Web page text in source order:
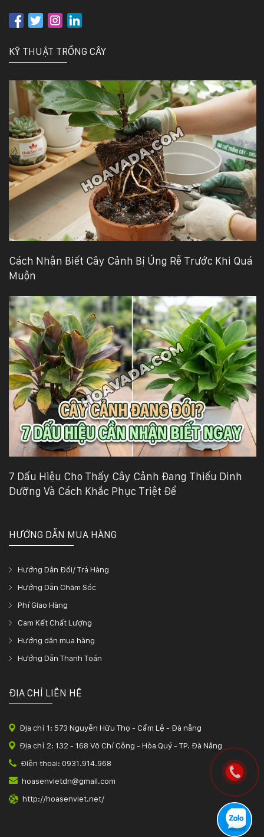
KỸ THUẬT TRỒNG CÂY
Cách Nhận Biết Cây Cảnh Bị Úng Rễ Trước Khi Quá
Muộn
7 Dấu Hiệu Cho Thấy Cây Cảnh Đang Thiếu Dinh
Dưỡng Và Cách Khắc Phục Triệt Để
HƯỚNG DẪN MUA HÀNG
Hướng Dẫn Đổi/ Trả Hàng
Hướng Dẫn Chăm Sóc
Phí Giao Hàng
Cam Kết Chất Lượng
Hướng dẫn mua hàng
Hướng Dẫn Thanh Toán
ĐỊA CHỈ LIÊN HỆ
Địa chỉ 1: 573 Nguyễn Hữu Thọ - Cẩm Lệ - Đà nẵng
Địa chỉ 2: 132 - 168 Võ Chí Công - Hòa Quý - TP. Đà Nẵng
Điện thoại: 0931.914.968
hoasenvietdn@gmail.com
http://hoasenviet.net/